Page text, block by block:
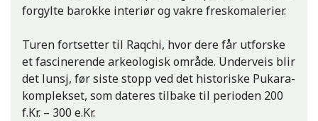
forgylte barokke interiør og vakre freskomalerier.
Turen fortsetter til Raqchi, hvor dere får utforske
et fascinerende arkeologisk område. Underveis blir
det lunsj, før siste stopp ved det historiske Pukara-
komplekset, som dateres tilbake til perioden 200
f.Kr. – 300 e.Kr.